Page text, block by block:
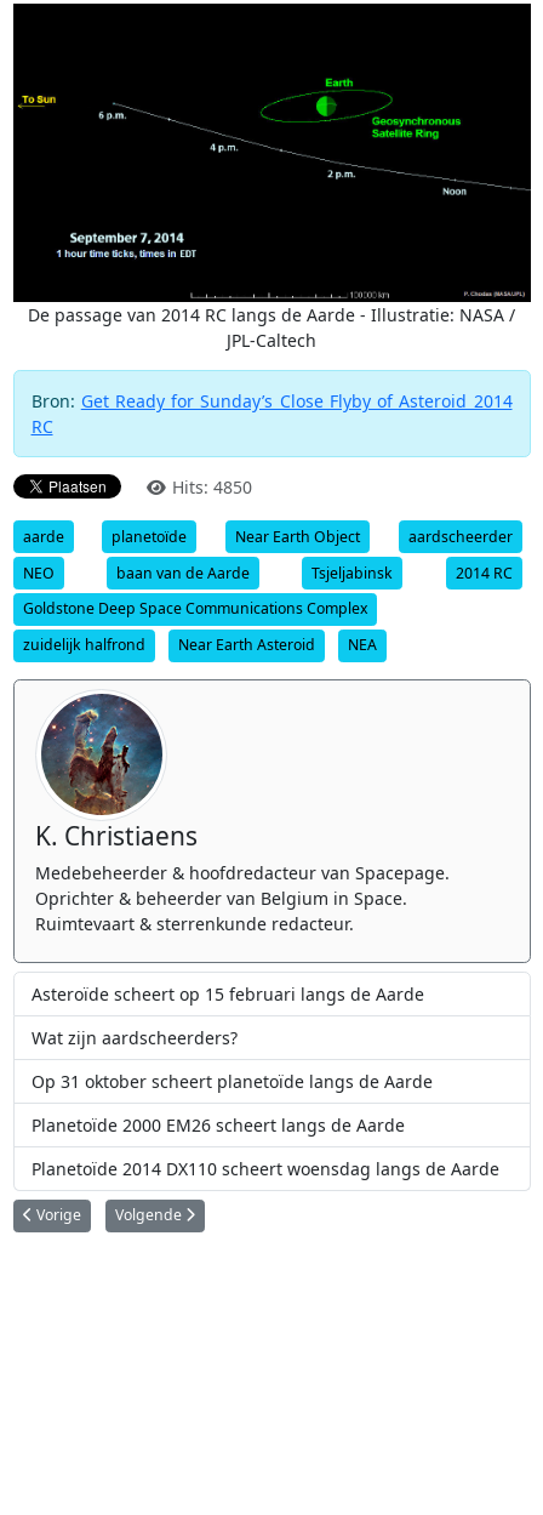
De passage van 2014 RC langs de Aarde - Illustratie: NASA /
JPL-Caltech
Bron: Get Ready for Sunday’s Close Flyby of Asteroid 2014
RC
Hits: 4850
aarde planetoïde Near Earth Object
aardscheerder
NEO
baan van de Aarde Tsjeljabinsk
2014 RC
Goldstone Deep Space Communications Complex
zuidelijk halfrond
Near Earth Asteroid NEA
K. Christiaens
Medebeheerder & hoofdredacteur van Spacepage.
Oprichter & beheerder van Belgium in Space.
Ruimtevaart & sterrenkunde redacteur.
Asteroïde scheert op 15 februari langs de Aarde
Wat zijn aardscheerders?
Op 31 oktober scheert planetoïde langs de Aarde
Planetoïde 2000 EM26 scheert langs de Aarde
Planetoïde 2014 DX110 scheert woensdag langs de Aarde
Vorig artikel: Mysterieuze wolk op Titan heeft haar geheimen prijs
Vorige Volgende artikel: Grote Rode Vlek op Jupiter krimpt
Volgende